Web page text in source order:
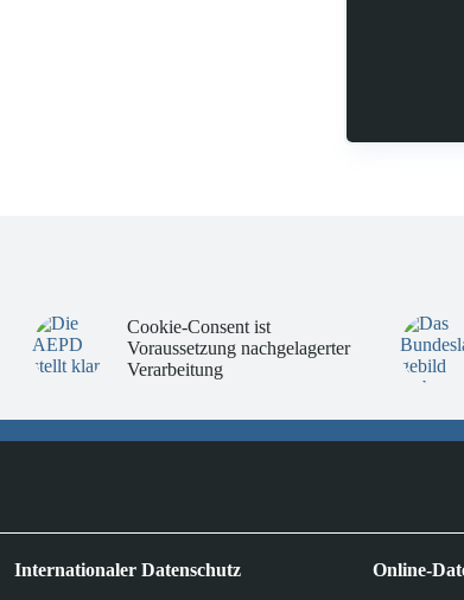
Cookie-Consent ist
Voraussetzung nachgelagerter
Verarbeitung
Internationaler Datenschutz Online-